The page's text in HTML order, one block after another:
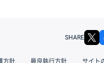
SHARE
方針 最良執行方針 サイト